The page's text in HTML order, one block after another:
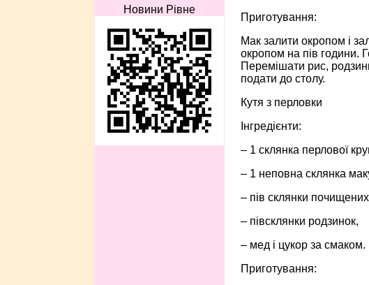
Новини Рівне
Приготування:
Мак залити окропом і
окропом на пів години.
Перемішати рис,
подати до столу.
Кутя з перловки
Інгредієнти:
– 1 склянка перлової
– 1 неповна склянка
– пів склянки почищених
– півсклянки родзинок,
– мед і цукор за смаком.
Приготування: